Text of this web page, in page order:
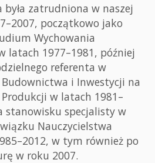
była zatrudniona w naszej
początkowo jako
Wychowania
latach 1977–1981, później
referenta w
i Inwestycji na
w latach 1981–
stanowisku specjalisty w
Nauczycielstwa
w tym również po
w roku 2007.